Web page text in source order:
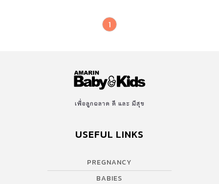
1
เพื่อลูกฉลาด ดี และ มีสุข
USEFUL LINKS
PREGNANCY
BABIES